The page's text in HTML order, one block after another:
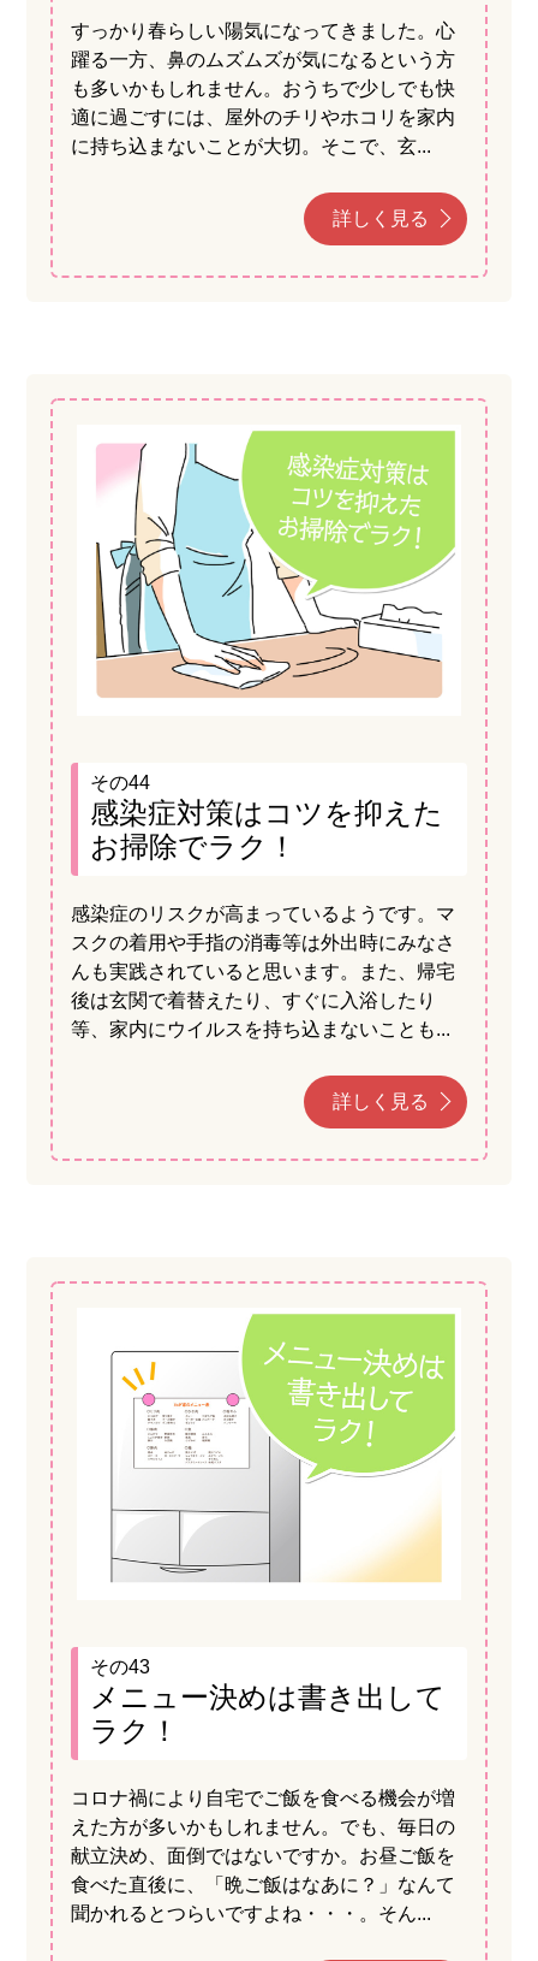
すっかり春らしい陽気になってきました。心
躍る一方、鼻のムズムズが気になるという方
も多いかもしれません。おうちで少しでも快
適に過ごすには、屋外のチリやホコリを家内
に持ち込まないことが大切。そこで、玄...
詳しく見る
その44
感染症対策はコツを抑えた
お掃除でラク！
感染症のリスクが高まっているようです。マ
スクの着用や手指の消毒等は外出時にみなさ
んも実践されていると思います。また、帰宅
後は玄関で着替えたり、すぐに入浴したり
等、家内にウイルスを持ち込まないことも...
詳しく見る
その43
メニュー決めは書き出して
ラク！
コロナ禍により自宅でご飯を食べる機会が増
えた方が多いかもしれません。でも、毎日の
献立決め、面倒ではないですか。お昼ご飯を
食べた直後に、「晩ご飯はなあに？」なんて
聞かれるとつらいですよね・・・。そん...